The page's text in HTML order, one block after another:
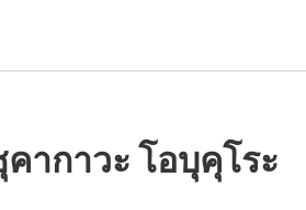
ากาวะ โอบุคุโระ